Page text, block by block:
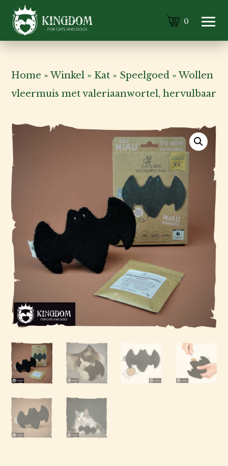
Hond
0
Home »Winkel » Kat » Speelgoed »Wollen
vleermuis met valeriaanwortel, hervulbaar